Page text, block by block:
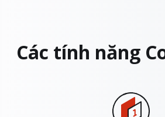
Các tính năng